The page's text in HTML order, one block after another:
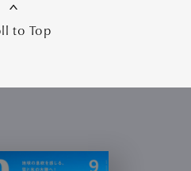
to Top